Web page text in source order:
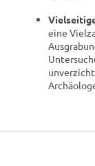
eine
F